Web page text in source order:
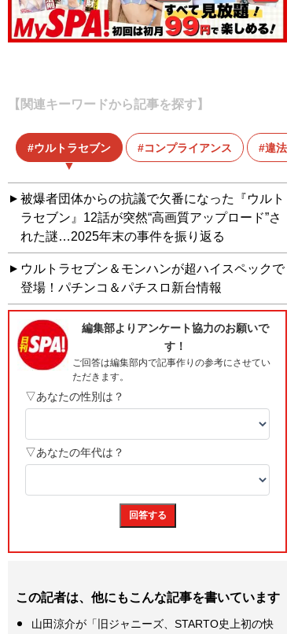
【関連キーワードから記事を探す】
ウルトラセブン コンプライアンス 違法
被爆者団体からの抗議で欠番になった『ウルト
ラセブン』12話が突然“高画質アップロード”さ
れた謎…2025年末の事件を振り返る
ウルトラセブン＆モンハンが超ハイスペックで
登場！パチンコ＆パチスロ新台情報
この記者は、他にもこんな記事を書いています
山田涼介が「旧ジャニーズ、STARTO史上初の快